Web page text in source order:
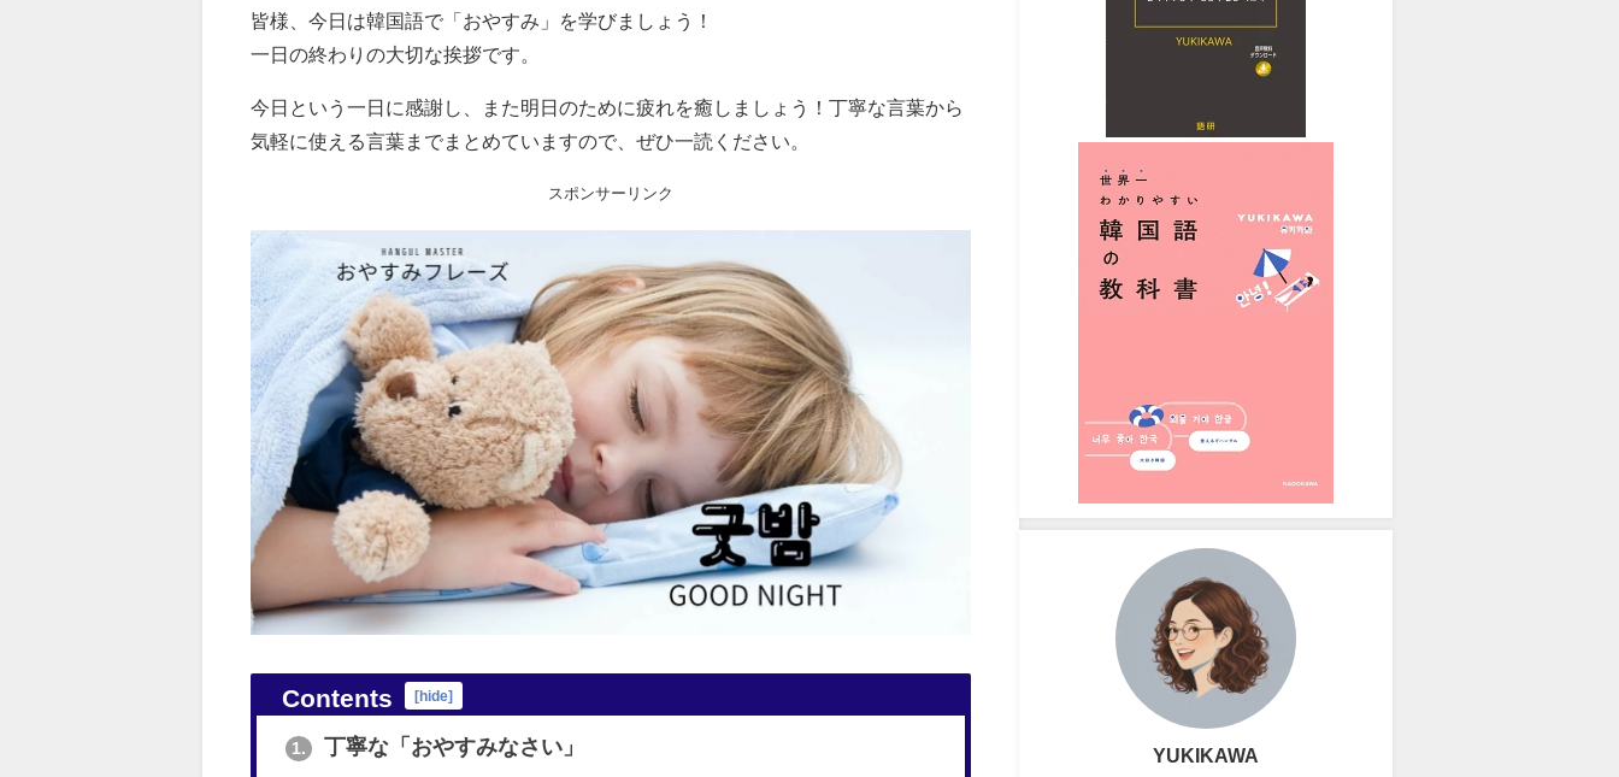
皆様、今日は韓国語で「おやすみ」を学びましょう！
一日の終わりの大切な挨拶です。
今日という一日に感謝し、また明日のために疲れを癒しましょう！丁寧な言葉から
気軽に使える言葉までまとめていますので、ぜひ一読ください。
スポンサーリンク
Contents [hide]
1. 丁寧な「おやすみなさい」 YUKIKAWA